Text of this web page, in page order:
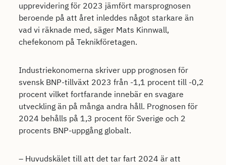
upprevidering för 2023 jämfört marsprognosen
beroende på att året inleddes något starkare än
vad vi räknade med, säger Mats Kinnwall,
chefekonom på Teknikföretagen.
Industriekonomerna skriver upp prognosen för
svensk BNP-tillväxt 2023 från -1,1 procent till -0,2
procent vilket fortfarande innebär en svagare
utveckling än på många andra håll. Prognosen för
2024 behålls på 1,3 procent för Sverige och 2
procents BNP-uppgång globalt.
– Huvudskälet till att det tar fart 2024 är att